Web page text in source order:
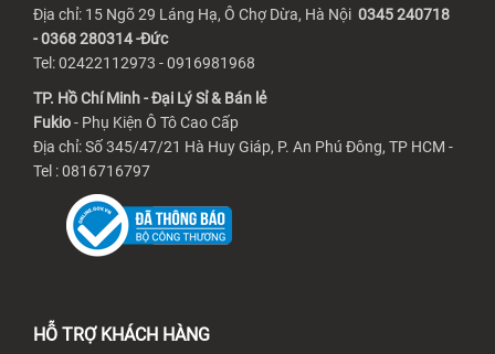
Địa chỉ: 15 Ngõ 29 Láng Hạ, Ô Chợ Dừa, Hà Nội 0345 240718
- 0368 280314 -Đức
Tel: 02422112973 - 0916981968
TP. Hồ Chí Minh - Đại Lý Sỉ & Bán lẻ
Fukio- Phụ Kiện Ô Tô Cao Cấp
Địa chỉ: Số 345/47/21 Hà Huy Giáp, P. An Phú Đông, TP HCM -
Tel : 0816716797
HỖ TRỢ KHÁCH HÀNG